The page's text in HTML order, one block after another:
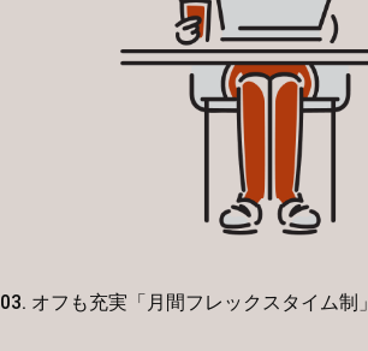
03. オフも充実「月間フレックスタイム制」